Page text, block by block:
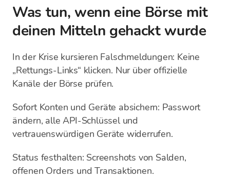
Was tun, wenn eine Börse mit
deinen Mitteln gehackt wurde
In der Krise kursieren Falschmeldungen: Keine
„Rettungs-Links“ klicken. Nur über offizielle
Kanäle der Börse prüfen.
Sofort Konten und Geräte absichern: Passwort
ändern, alle API-Schlüssel und
vertrauenswürdigen Geräte widerrufen.
Status festhalten: Screenshots von Salden,
offenen Orders und Transaktionen.